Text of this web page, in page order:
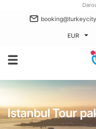
EUR
Istanbul Tour